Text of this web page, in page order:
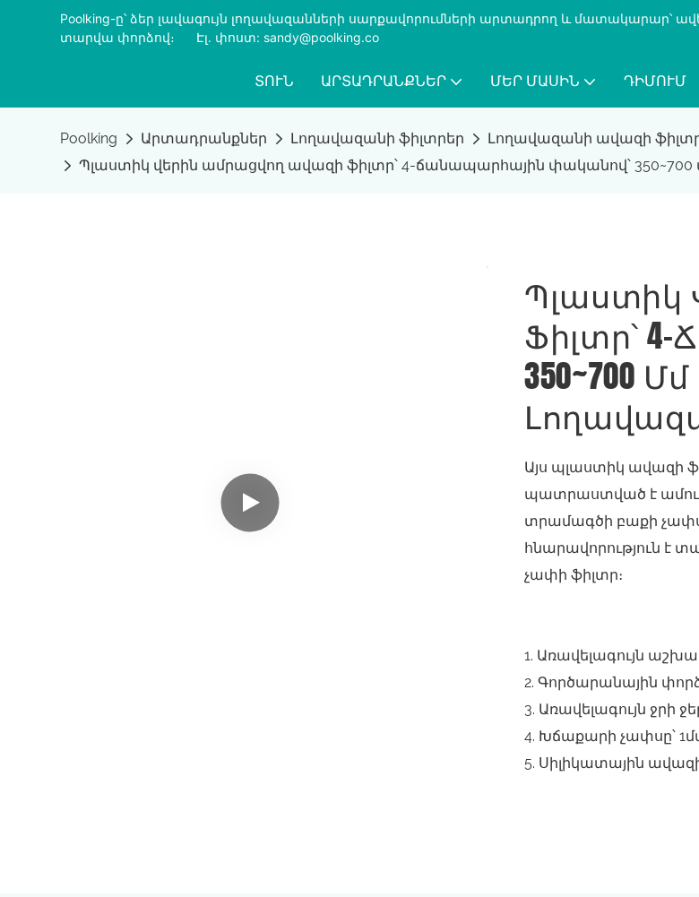
Poolking-ը՝ ձեր լավագույն լողավազանների սարքավորումների արտադրող և մատակարար՝
տարվա փորձով։
Էլ․ փոստ: sandy@poolking.co
ՏՈՒՆ ԱՐՏԱԴՐԱՆՔՆԵՐ ՄԵՐ ՄԱՍԻՆ ԴԻՄՈՒՄ
Poolking Արտադրանքներ Լողավազանի ֆիլտրեր
Լողավազանի ավազի
Պլաստիկ վերին ամրացվող ավազի ֆիլտր՝ 4-ճանապարհային փականով՝
Պլաստիկ
Ֆիլտր՝
350~700
Այս պլաստիկ ավազի
պատրաստված է
տրամագծի բաքի
հնարավորություն է
չափի ֆիլտր։
1. Առավելագույն
2. Գործարանային
3. Առավելագույն ջրի
4. Խճաքարի չափսը՝
5. Սիլիկատային